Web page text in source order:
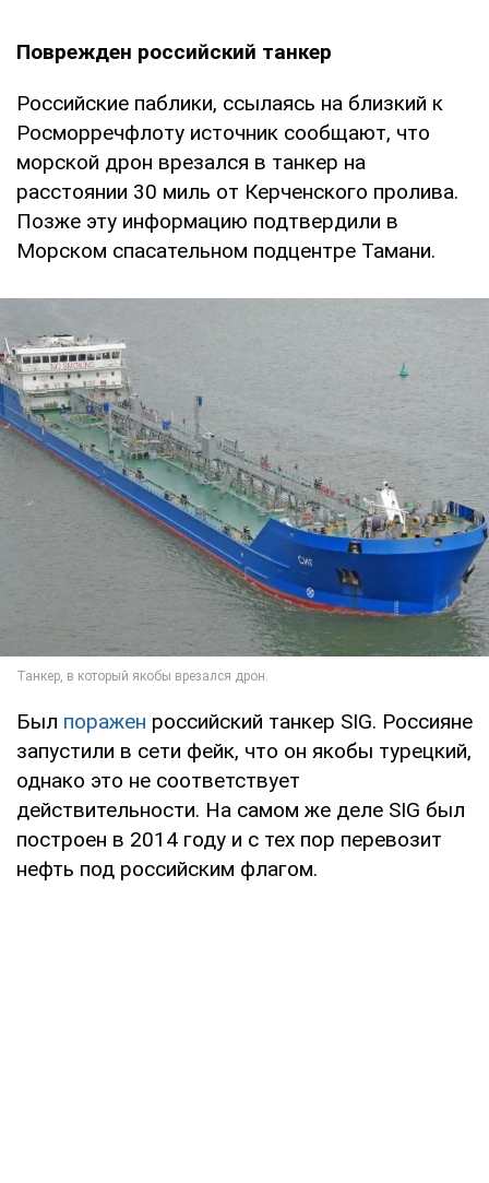
Поврежден российский танкер
Российские паблики, ссылаясь на близкий к
Росморречфлоту источник сообщают, что
морской дрон врезался в танкер на
расстоянии 30 миль от Керченского пролива.
Позже эту информацию подтвердили в
Морском спасательном подцентре Тамани.
Был поражен российский танкер SIG. Россияне
запустили в сети фейк, что он якобы турецкий,
однако это не соответствует
действительности. На самом же деле SIG был
построен в 2014 году и с тех пор перевозит
нефть под российским флагом.